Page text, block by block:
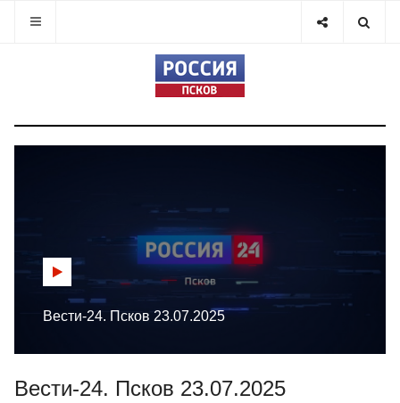
Вести-24. Псков 23.07.2025
Вести-24. Псков 23.07.2025